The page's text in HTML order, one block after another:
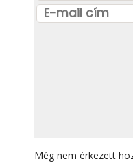
Még nem érkezett